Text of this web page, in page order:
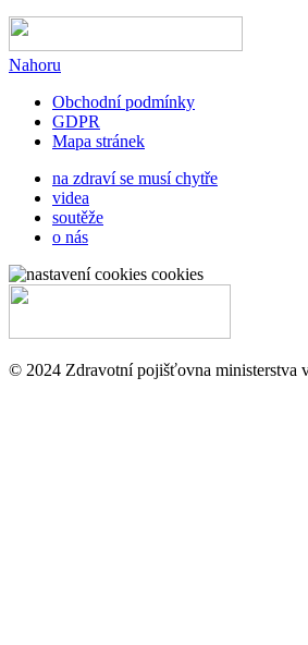
Nahoru
Obchodní podmínky
GDPR
Mapa stránek
na zdraví se musí chytře
videa
soutěže
o nás
cookies
© 2024 Zdravotní pojišťovna ministerstva